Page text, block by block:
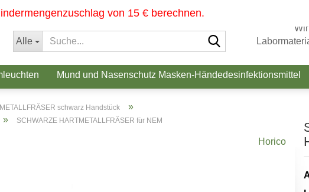
Alle Suche...
von 15 € berechnen.
Mund und Nasenschutz Masken-Händedesinfektionsmittel
schwarz Handstück »
» SCHWARZE HARTMETALLFRÄSER für NEM
Horico